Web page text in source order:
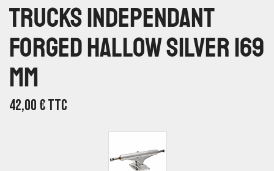
Trucks Independant
Forged Hallow Silver 169
Mm
42,00€TTC